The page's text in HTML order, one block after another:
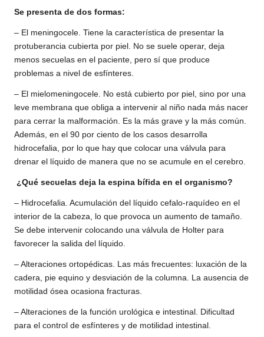
Se presenta de dos formas:
– El meningocele. Tiene la característica de presentar la
protuberancia cubierta por piel. No se suele operar, deja
menos secuelas en el paciente, pero sí que produce
problemas a nivel de esfínteres.
– El mielomeningocele. No está cubierto por piel, sino por una
leve membrana que obliga a intervenir al niño nada más nacer
para cerrar la malformación. Es la más grave y la más común.
Además, en el 90 por ciento de los casos desarrolla
hidrocefalia, por lo que hay que colocar una válvula para
drenar el líquido de manera que no se acumule en el cerebro.
¿Qué secuelas deja la espina bífida en el organismo?
– Hidrocefalia. Acumulación del líquido cefalo-raquídeo en el
interior de la cabeza, lo que provoca un aumento de tamaño.
Se debe intervenir colocando una válvula de Holter para
favorecer la salida del líquido.
– Alteraciones ortopédicas. Las más frecuentes: luxación de la
cadera, pie equino y desviación de la columna. La ausencia de
motilidad ósea ocasiona fracturas.
– Alteraciones de la función urológica e intestinal. Dificultad
para el control de esfínteres y de motilidad intestinal.